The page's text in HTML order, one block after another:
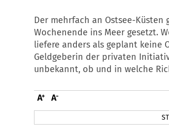
Der mehrfach an Ostsee-Küsten
Wochenende ins Meer gesetzt.
liefere anders als geplant keine
Geldgeberin der privaten
unbekannt, ob und in welche